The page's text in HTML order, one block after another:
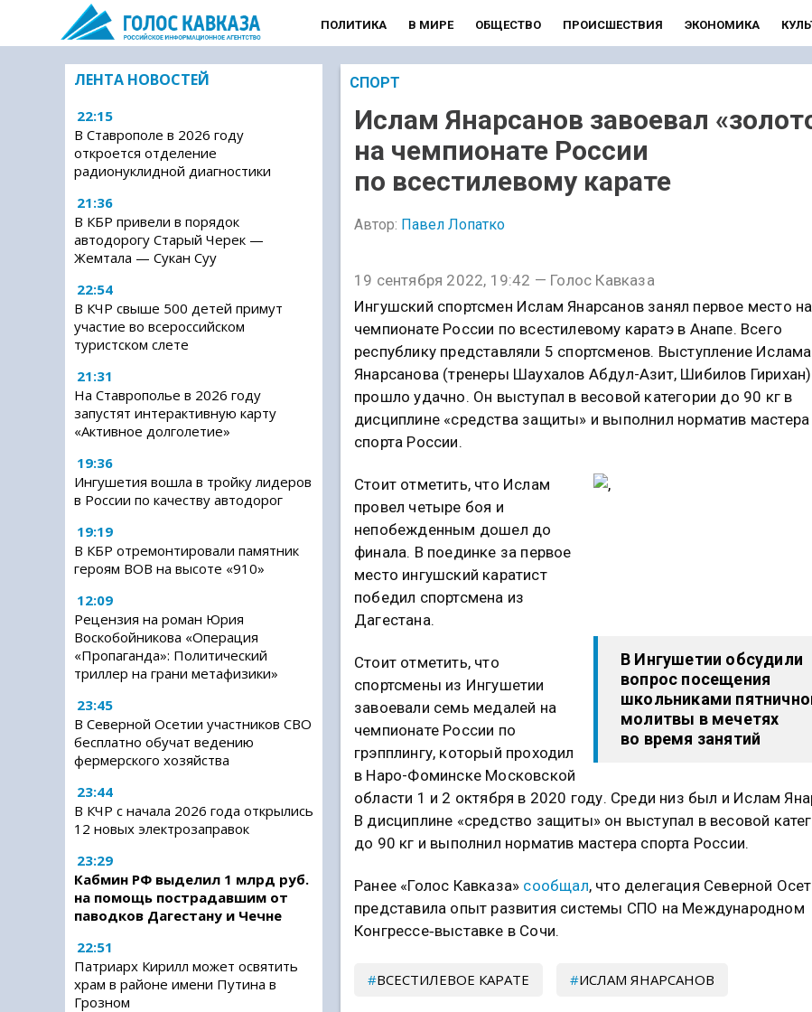
ПОЛИТИКА В МИРЕ ОБЩЕСТВО ПРОИСШЕСТВИЯ ЭКОНОМИКА
ЛЕНТА НОВОСТЕЙ
22:15
В Ставрополе в 2026 году
откроется отделение
радионуклидной диагностики
21:36
В КБР привели в порядок
автодорогу Старый Черек —
Жемтала — Сукан Суу
22:54
В КЧР свыше 500 детей примут
участие во всероссийском
туристском слете
21:31
На Ставрополье в 2026 году
запустят интерактивную карту
«Активное долголетие»
19:36
Ингушетия вошла в тройку лидеров
в России по качеству автодорог
19:19
В КБР отремонтировали памятник
героям ВОВ на высоте «910»
12:09
Рецензия на роман Юрия
Воскобойникова «Операция
«Пропаганда»: Политический
триллер на грани метафизики»
23:45
В Северной Осетии участников СВО
бесплатно обучат ведению
фермерского хозяйства
23:44
В КЧР с начала 2026 года открылись
12 новых электрозаправок
23:29
Кабмин РФ выделил 1 млрд руб.
на помощь пострадавшим от
паводков Дагестану и Чечне
22:51
Патриарх Кирилл может освятить
храм в районе имени Путина в
Грозном
СПОРТ
Ислам Янарсанов завоевал
на чемпионате России
по всестилевому карате
Автор: Павел Лопатко
19 сентября 2022, 19:42 — Голос Кавказа
Ингушский спортсмен Ислам Янарсанов занял первое место на
чемпионате России по всестилевому каратэ в Анапе. Всего
республику представляли 5 спортсменов. Выступление Ислама
Янарсанова (тренеры Шаухалов Абдул-Азит, Шибилов Гирихан)
прошло удачно. Он выступал в весовой категории до 90 кг в
дисциплине «средства защиты» и выполнил норматив мастера
спорта России.
В Ингушетии обсудили
вопрос посещения
школьниками
молитвы в мечетях
во время занятий
Стоит отметить, что Ислам
провел четыре боя и
непобежденным дошел до
финала. В поединке за первое
место ингушский каратист
победил спортсмена из
Дагестана.
Стоит отметить, что
спортсмены из Ингушетии
завоевали семь медалей на
чемпионате России по
грэпплингу, который проходил
в Наро-Фоминске Московской
области 1 и 2 октября в 2020 году. Среди низ был и Ислам
В дисциплине «средство защиты» он выступал в весовой
до 90 кг и выполнил норматив мастера спорта России.
Ранее «Голос Кавказа» сообщал, что делегация Северной
представила опыт развития системы СПО на Международном
Конгрессе‑выставке в Сочи.
ВСЕСТИЛЕВОЕ КАРАТЕ ИСЛАМ ЯНАРСАНОВ